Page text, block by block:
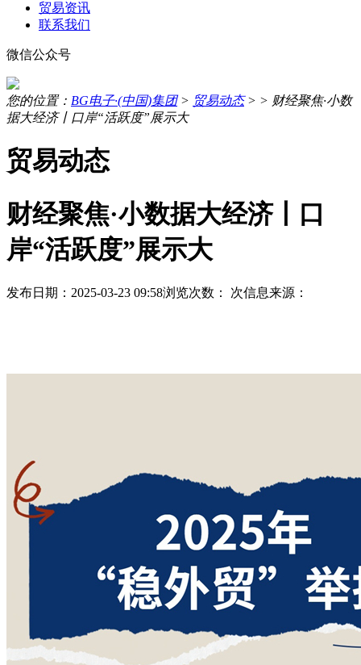
贸易资讯
联系我们
微信公众号
您的位置： BG电子·(中国)集团> 贸易动态> > 财经聚焦·小数
据大经济丨口岸“活跃度”展示大
贸易动态
财经聚焦·小数据大经济丨口
岸“活跃度”展示大
发布日期：2025-03-23 09:58浏览次数： 次信息来源：